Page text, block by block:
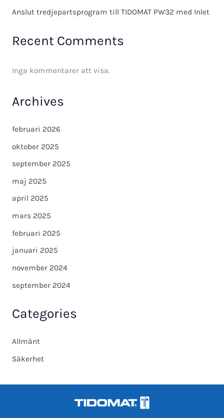
Anslut tredjepartsprogram till TIDOMAT PW32 med Inlet
Recent Comments
Inga kommentarer att visa.
Archives
februari 2026
oktober 2025
september 2025
maj 2025
april 2025
mars 2025
februari 2025
januari 2025
november 2024
september 2024
Categories
Allmänt
Säkerhet